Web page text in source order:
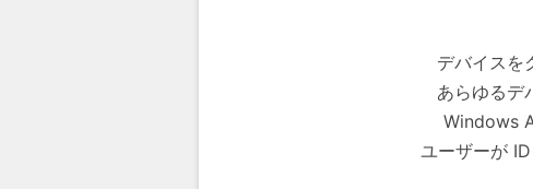
デバイスを
あらゆるデ
Windows
ユーザーが